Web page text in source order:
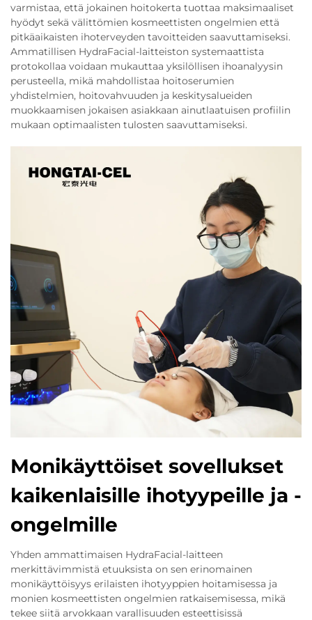
varmistaa, että jokainen hoitokerta tuottaa maksimaaliset
hyödyt sekä välittömien kosmeettisten ongelmien että
pitkäaikaisten ihoterveyden tavoitteiden saavuttamiseksi.
Ammatillisen HydraFacial-laitteiston systemaattista
protokollaa voidaan mukauttaa yksilöllisen ihoanalyysin
perusteella, mikä mahdollistaa hoitoserumien
yhdistelmien, hoitovahvuuden ja keskitysalueiden
muokkaamisen jokaisen asiakkaan ainutlaatuisen profiilin
mukaan optimaalisten tulosten saavuttamiseksi.
Monikäyttöiset sovellukset
kaikenlaisille ihotyypeille ja -
ongelmille
Yhden ammattimaisen HydraFacial-laitteen
merkittävimmistä etuuksista on sen erinomainen
monikäyttöisyys erilaisten ihotyyppien hoitamisessa ja
monien kosmeettisten ongelmien ratkaisemisessa, mikä
tekee siitä arvokkaan varallisuuden esteettisissä